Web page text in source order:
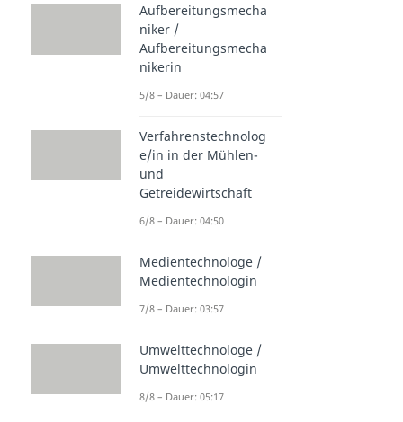
Aufbereitungsmecha
niker /
Aufbereitungsmecha
nikerin
5/8 – Dauer: 04:57
Verfahrenstechnolog
e/in in der Mühlen-
und
Getreidewirtschaft
6/8 – Dauer: 04:50
Medientechnologe /
Medientechnologin
7/8 – Dauer: 03:57
Umwelttechnologe /
Umwelttechnologin
8/8 – Dauer: 05:17